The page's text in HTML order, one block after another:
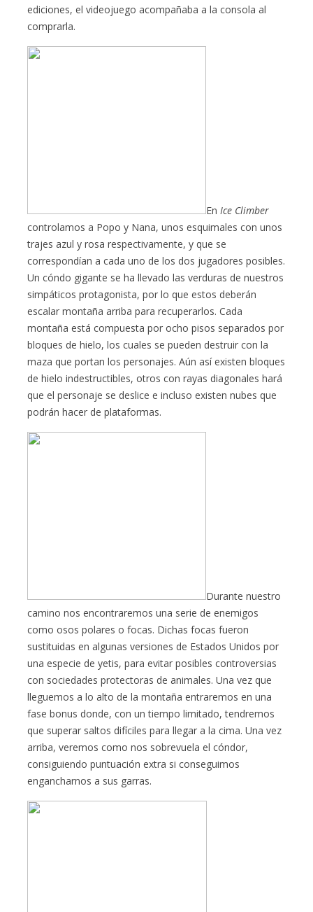
ediciones, el videojuego acompañaba a la consola al
comprarla.
En Ice Climber
controlamos a Popo y Nana, unos esquimales con unos
trajes azul y rosa respectivamente, y que se
correspondían a cada uno de los dos jugadores posibles.
Un cóndo gigante se ha llevado las verduras de nuestros
simpáticos protagonista, por lo que estos deberán
escalar montaña arriba para recuperarlos. Cada
montaña está compuesta por ocho pisos separados por
bloques de hielo, los cuales se pueden destruir con la
maza que portan los personajes. Aún así existen bloques
de hielo indestructibles, otros con rayas diagonales hará
que el personaje se deslice e incluso existen nubes que
podrán hacer de plataformas.
Durante nuestro
camino nos encontraremos una serie de enemigos
como osos polares o focas. Dichas focas fueron
sustituidas en algunas versiones de Estados Unidos por
una especie de yetis, para evitar posibles controversias
con sociedades protectoras de animales. Una vez que
lleguemos a lo alto de la montaña entraremos en una
fase bonus donde, con un tiempo limitado, tendremos
que superar saltos difíciles para llegar a la cima. Una vez
arriba, veremos como nos sobrevuela el cóndor,
consiguiendo puntuación extra si conseguimos
engancharnos a sus garras.